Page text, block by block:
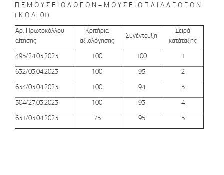
Π Ε Μ Ο Υ Σ Ε Ι Ο Λ Ο Γ Ω Ν – Μ Ο Υ Σ Ε Ι Ο Π Α Ι Δ Α Γ Ω Γ Ω Ν
( Κ Ω Δ : 01)
Αρ. Πρωτοκόλλου
αίτησης
Κριτήρια
αξιολόγησης
Συνέντευξη
Σειρά
κατάταξης
495/24.03.2023
100 100
1
632/03.04.2023
100 95
2
634/03.04.2023
100 94
3
504/27.03.2023
100 93
4
631/03.04.2023
75 95 5